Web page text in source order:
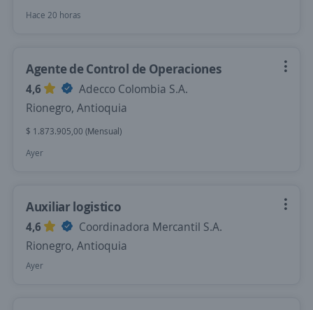
Hace 20 horas
Agente de Control de Operaciones
4,6
Adecco Colombia S.A.
Rionegro, Antioquia
$ 1.873.905,00 (Mensual)
Ayer
Auxiliar logistico
4,6
Coordinadora Mercantil S.A.
Rionegro, Antioquia
Ayer